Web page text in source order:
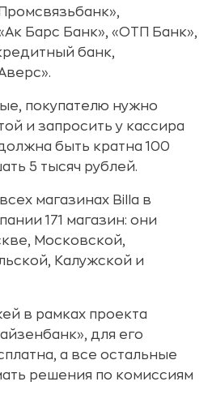
Барс Банк», «ОТП Банк»,
банк,
покупателю нужно
и запросить у кассира
быть кратна 100
5 тысяч рублей.
магазинах Billa в
171 магазин: они
Московской,
Калужской и
в рамках проекта
для его
а все остальные
решения по комиссиям